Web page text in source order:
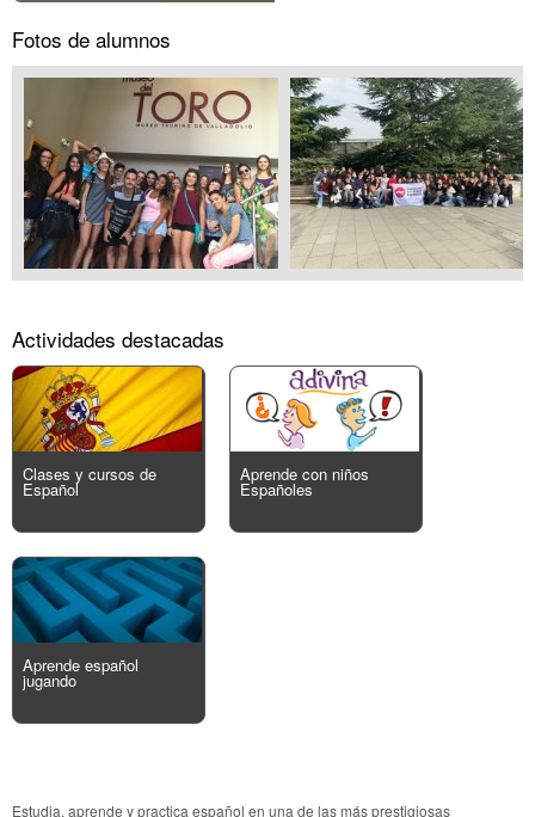
Fotos de alumnos
Actividades destacadas
Clases y cursos de
Español
Aprende con niños
Españoles
Aprende español
jugando
Estudia, aprende y practica español en una de las más prestigiosas